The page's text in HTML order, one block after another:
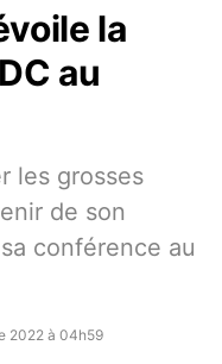
la
au
les grosses
de son
conférence au
2022 à 04h59